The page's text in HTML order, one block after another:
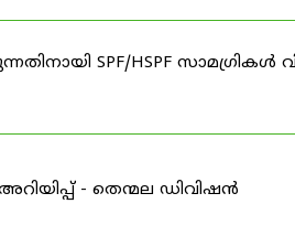
SPF/HSPF സാമഗ്രികൾ
- തെന്മല ഡിവിഷൻ